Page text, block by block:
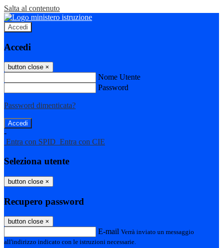
Salta al contenuto
Accedi
Accedi
button close ×
Nome Utente
Password
Password dimenticata?
-
Entra con SPID Entra con CIE
Seleziona utente
button close ×
Recupero password
button close ×
E-mail Verrà inviato un messaggio
all'indirizzo indicato con le istruzioni necessarie.